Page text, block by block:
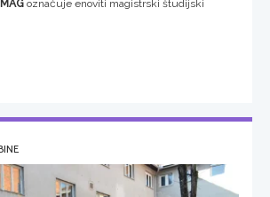
označuje enoviti magistrski študijski